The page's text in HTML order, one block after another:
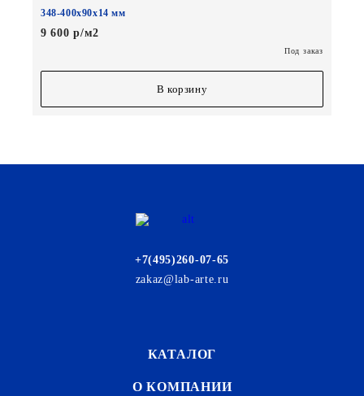
348-400х90х14 мм
9 600 р/м2
Под заказ
В корзину
+7(495)260-07-65
zakaz@lab-arte.ru
КАТАЛОГ
О КОМПАНИИ